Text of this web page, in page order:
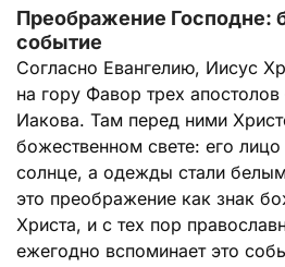
Преображение Господне:
событие
Согласно Евангелию, Иисус
на гору Фавор трех
Иакова. Там перед ними
божественном свете: его
солнце, а одежды стали
это преображение как знак
Христа, и с тех пор
ежегодно вспоминает это